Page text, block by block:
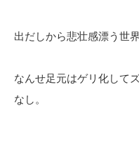
出だしから悲壮感漂う世界
なんせ足元はゲリ化して
なし。